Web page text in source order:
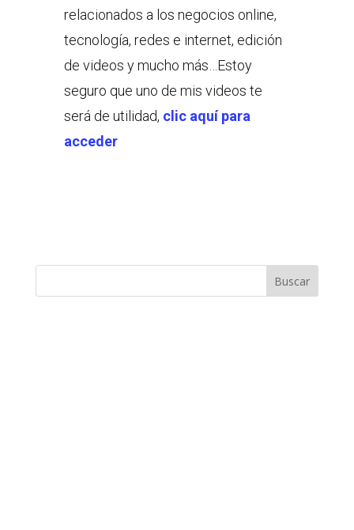
relacionados a los negocios online,
tecnología, redes e internet, edición
de videos y mucho más…Estoy
seguro que uno de mis videos te
será de utilidad, clic aquí para
acceder
Buscar